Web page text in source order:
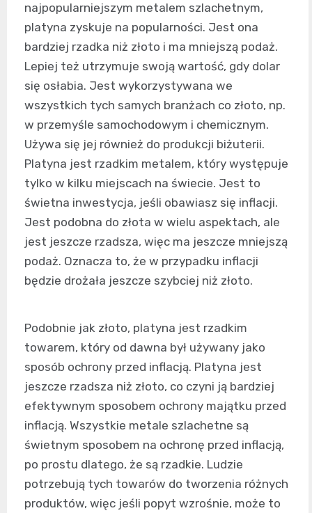
najpopularniejszym metalem szlachetnym,
platyna zyskuje na popularności. Jest ona
bardziej rzadka niż złoto i ma mniejszą podaż.
Lepiej też utrzymuje swoją wartość, gdy dolar
się osłabia. Jest wykorzystywana we
wszystkich tych samych branżach co złoto, np.
w przemyśle samochodowym i chemicznym.
Używa się jej również do produkcji biżuterii.
Platyna jest rzadkim metalem, który występuje
tylko w kilku miejscach na świecie. Jest to
świetna inwestycja, jeśli obawiasz się inflacji.
Jest podobna do złota w wielu aspektach, ale
jest jeszcze rzadsza, więc ma jeszcze mniejszą
podaż. Oznacza to, że w przypadku inflacji
będzie drożała jeszcze szybciej niż złoto.
Podobnie jak złoto, platyna jest rzadkim
towarem, który od dawna był używany jako
sposób ochrony przed inflacją. Platyna jest
jeszcze rzadsza niż złoto, co czyni ją bardziej
efektywnym sposobem ochrony majątku przed
inflacją. Wszystkie metale szlachetne są
świetnym sposobem na ochronę przed inflacją,
po prostu dlatego, że są rzadkie. Ludzie
potrzebują tych towarów do tworzenia różnych
produktów, więc jeśli popyt wzrośnie, może to